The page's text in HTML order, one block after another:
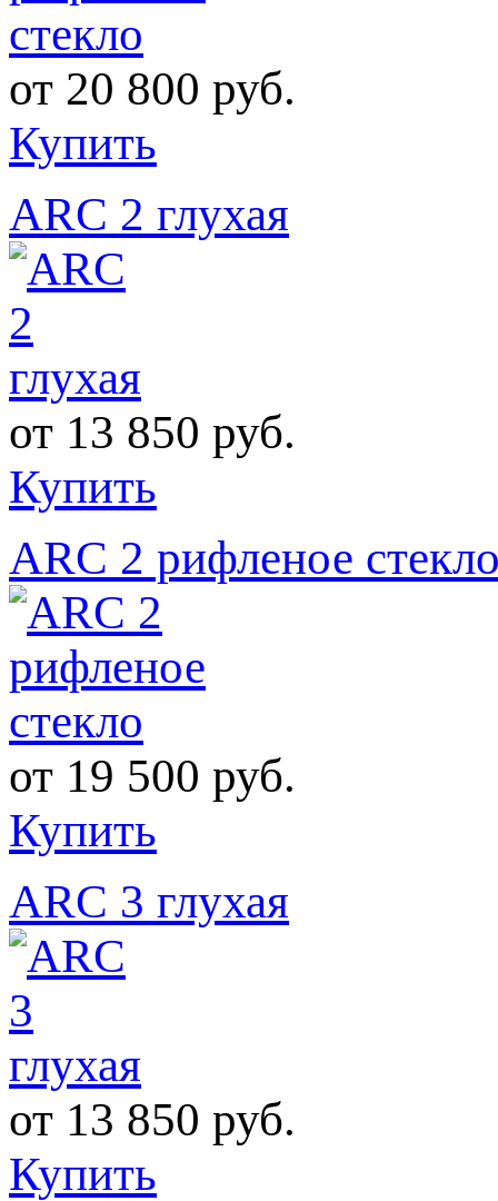
от 20 800 руб.
Купить
ARC 2 глухая
от 13 850 руб.
Купить
ARC 2 рифленое
от 19 500 руб.
Купить
ARC 3 глухая
от 13 850 руб.
Купить